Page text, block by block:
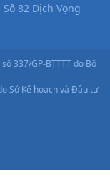
82 Dịch Vọng
337/GP-BTTTT do Bộ
Sở Kế hoạch và Đầu tư